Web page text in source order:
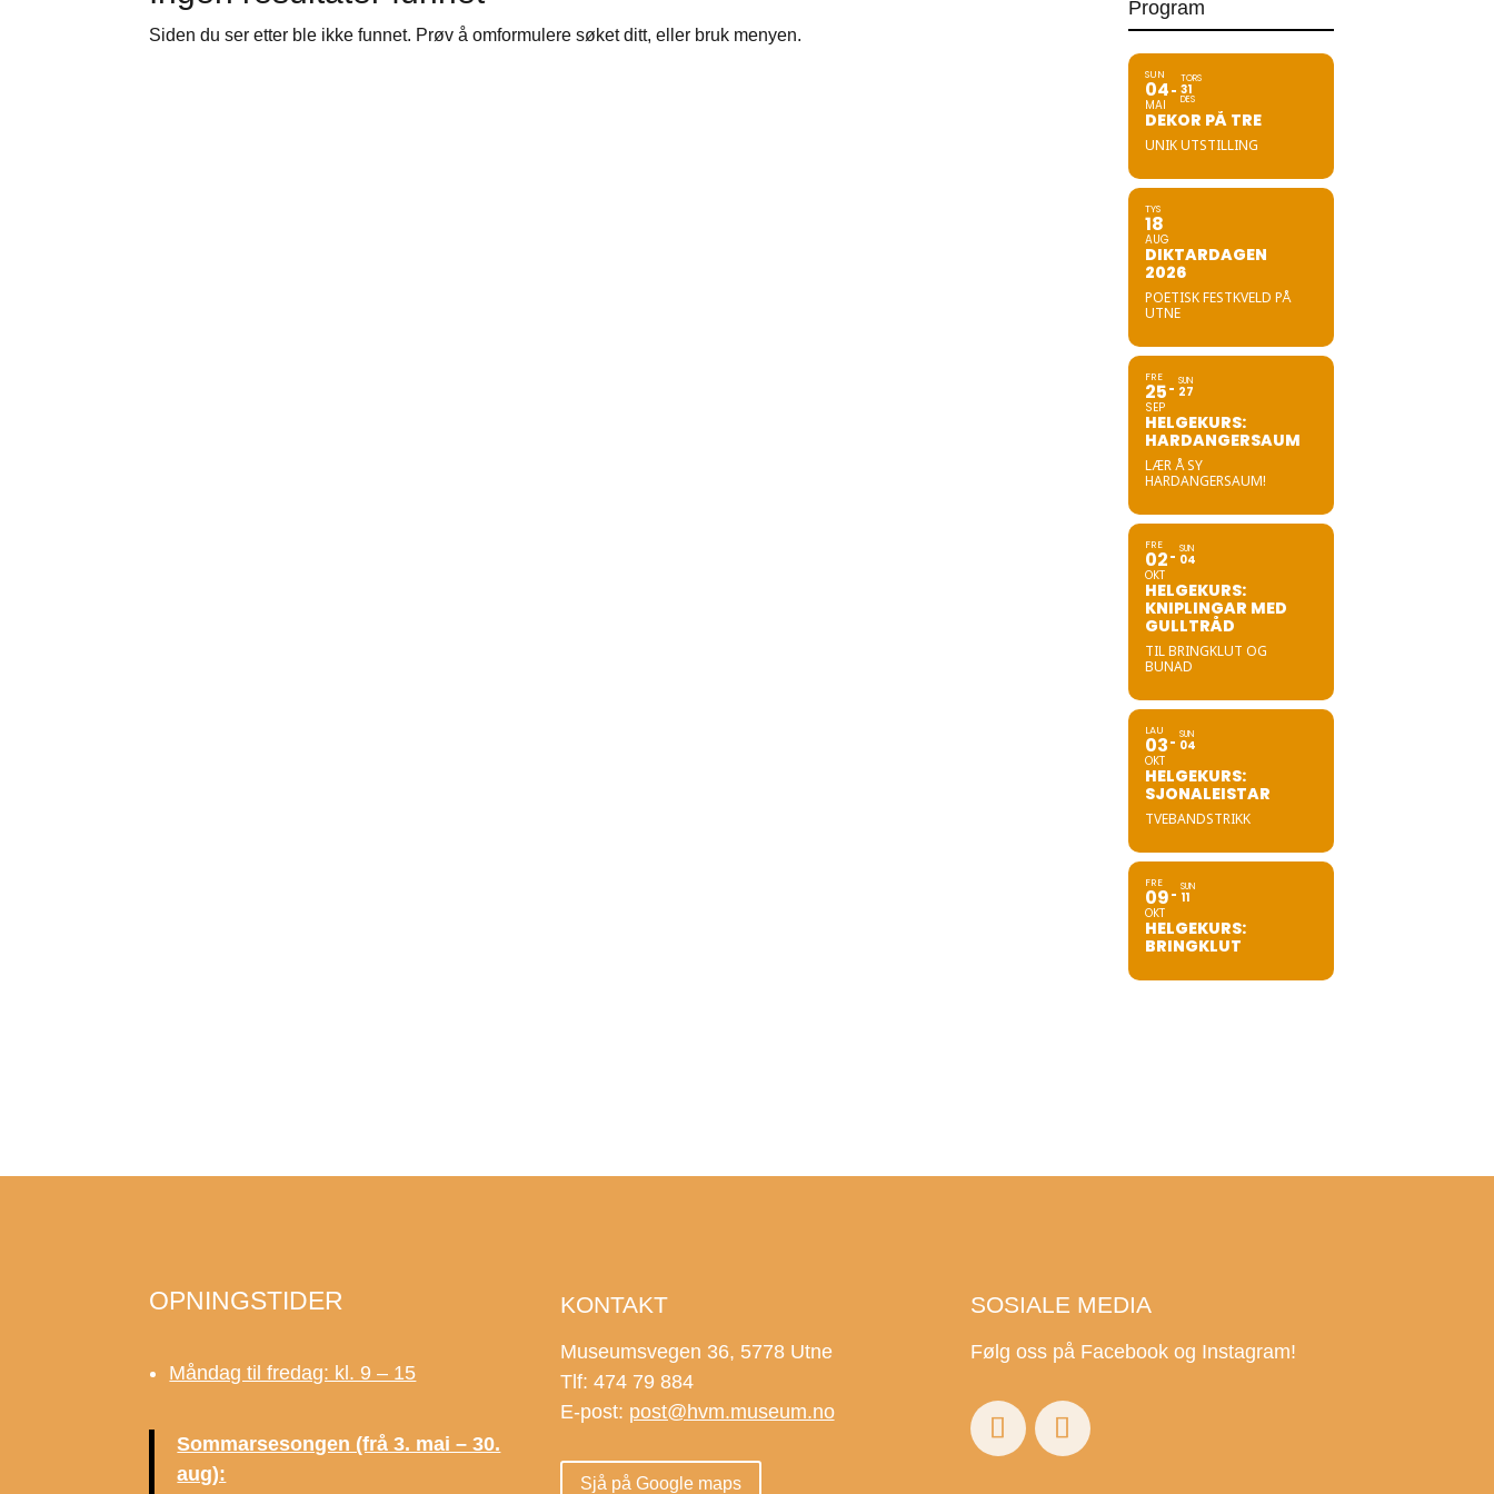
Siden du ser etter ble ikke funnet. Prøv å omformulere søket ditt, eller bruk menyen.
Program
SUN
04
MAI
TORS
31
DES
DEKOR PÅ TRE
UNIK UTSTILLING
TYS
18
AUG
DIKTARDAGEN
2026
POETISK FESTKVELD PÅ
UTNE
FRE
25
SEP
SUN
27
HELGEKURS:
HARDANGERSAUM
LÆR Å SY
HARDANGERSAUM!
FRE
02
OKT
SUN
04
HELGEKURS:
KNIPLINGAR MED
GULLTRÅD
TIL BRINGKLUT OG
BUNAD
LAU
03
OKT
SUN
04
HELGEKURS:
SJONALEISTAR
TVEBANDSTRIKK
FRE
09
OKT
SUN
11
HELGEKURS:
BRINGKLUT
OPNINGSTIDER
Måndag til fredag: kl. 9 – 15
Sommarsesongen (frå 3. mai – 30.
aug):
KONTAKT
Museumsvegen 36, 5778 Utne
Tlf: 474 79 884
E-post: post@hvm.museum.no
Sjå på Google maps
SOSIALE MEDIA
Følg oss på Facebook og Instagram!